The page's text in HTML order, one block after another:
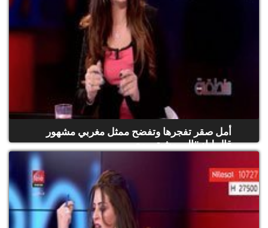
أمل صقر تفجرها وتفضح ممثل مغربي مشهور
قال ليا: "إلى مشيتي مع...